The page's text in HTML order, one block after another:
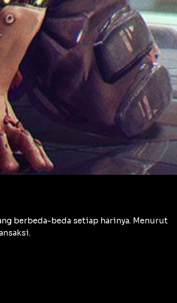
berbeda-beda setiap harinya. Menurut